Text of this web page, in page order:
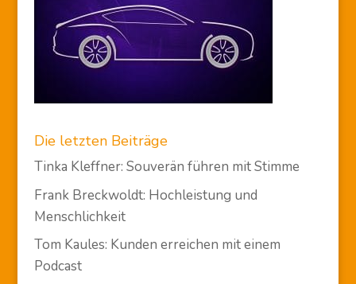
Die letzten Beiträge
Tinka Kleffner: Souverän führen mit Stimme
Frank Breckwoldt: Hochleistung und
Menschlichkeit
Tom Kaules: Kunden erreichen mit einem
Podcast